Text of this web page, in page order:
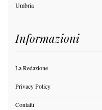
Umbria
Informazioni
La Redazione
Privacy Policy
Contatti